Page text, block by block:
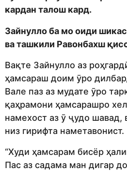
кардан талош кард.
Зайнулло ба мо оиди
ва ташкили Равонбахш
Вақте Зайнулло аз
ҳамсараш доим ӯро
Вале паз аз мудате ӯро
қаҳрамони ҳамсарашро
намехост аз ӯ ҷудо шавад,
низ гирифта наметавонист.
“Худи ҳамсарам бисёр
Пас аз садама ман дигар